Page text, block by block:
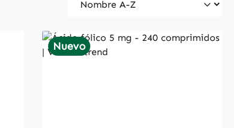
Nuevo